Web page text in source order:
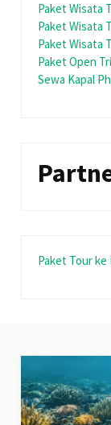
Paket Wisata
Paket Wisata
Paket Wisata
Paket Open
Sewa Kapal
Paket Tour ke